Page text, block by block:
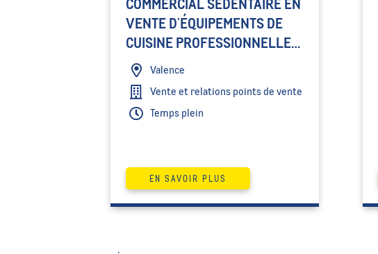
VENTE D'ÉQUIPEMENTS DE
CUISINE PROFESSIONNELLE
CHR H/FValence
Temps plein
Vente et relations points de vente
EN SAVOIR PLUS